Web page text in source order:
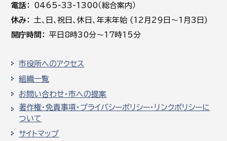
電話
0465-33-1300（総合案内）
休み
土､日､祝日、休日、年末年始 (12月29日～1月3日)
開庁時間
平日8時30分～17時15分
市役所へのアクセス
組織一覧
お問い合わせ・市への提案
著作権・免責事項・プライバシーポリシー・リンクポリシーに
ついて
サイトマップ